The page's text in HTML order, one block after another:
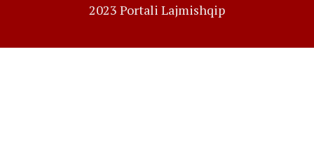
2023 Portali Lajmishqip